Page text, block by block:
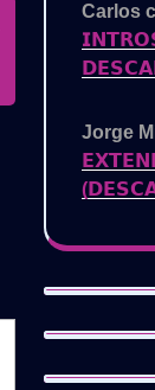
Carlos
Jorge